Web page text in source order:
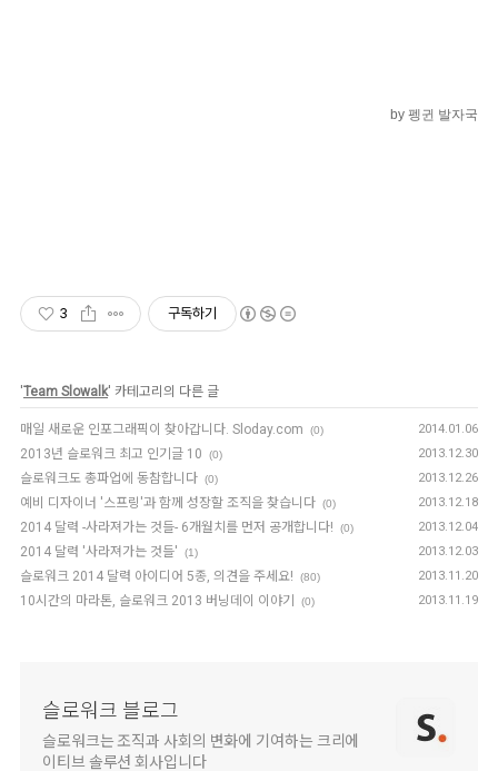
by 펭귄 발자국
3 구독하기
'Team Slowalk' 카테고리의 다른 글
매일 새로운 인포그래픽이 찾아갑니다. Sloday.com (0) 2014.01.06
2013년 슬로워크 최고 인기글 10 (0) 2013.12.30
슬로워크도 총파업에 동참합니다 (0) 2013.12.26
예비 디자이너 '스프링'과 함께 성장할 조직을 찾습니다 (0) 2013.12.18
2014 달력 -사라져가는 것들- 6개월치를 먼저 공개합니다! (0) 2013.12.04
2014 달력 '사라져가는 것들' (1) 2013.12.03
슬로워크 2014 달력 아이디어 5종, 의견을 주세요! (80) 2013.11.20
10시간의 마라톤, 슬로워크 2013 버닝데이 이야기 (0) 2013.11.19
슬로워크 블로그
슬로워크는 조직과 사회의 변화에 기여하는 크리에
이티브 솔루션 회사입니다